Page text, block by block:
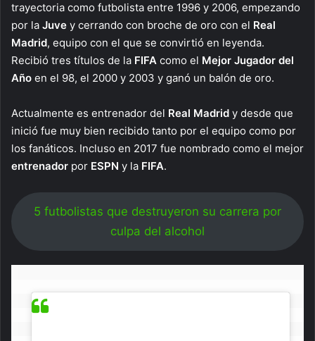
trayectoria como futbolista entre 1996 y 2006, empezando
por la Juve y cerrando con broche de oro con el Real
Madrid, equipo con el que se convirtió en leyenda.
Recibió tres títulos de la FIFA como el Mejor Jugador del
Año en el 98, el 2000 y 2003 y ganó un balón de oro.
Actualmente es entrenador del Real Madrid y desde que
inició fue muy bien recibido tanto por el equipo como por
los fanáticos. Incluso en 2017 fue nombrado como el mejor
entrenador por ESPN y la FIFA.
5 futbolistas que destruyeron su carrera por
culpa del alcohol